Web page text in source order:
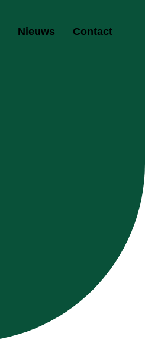
Nieuws Contact